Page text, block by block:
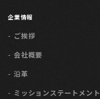
企業情報
ご挨拶
会社概要
沿革
ミッションステートメント